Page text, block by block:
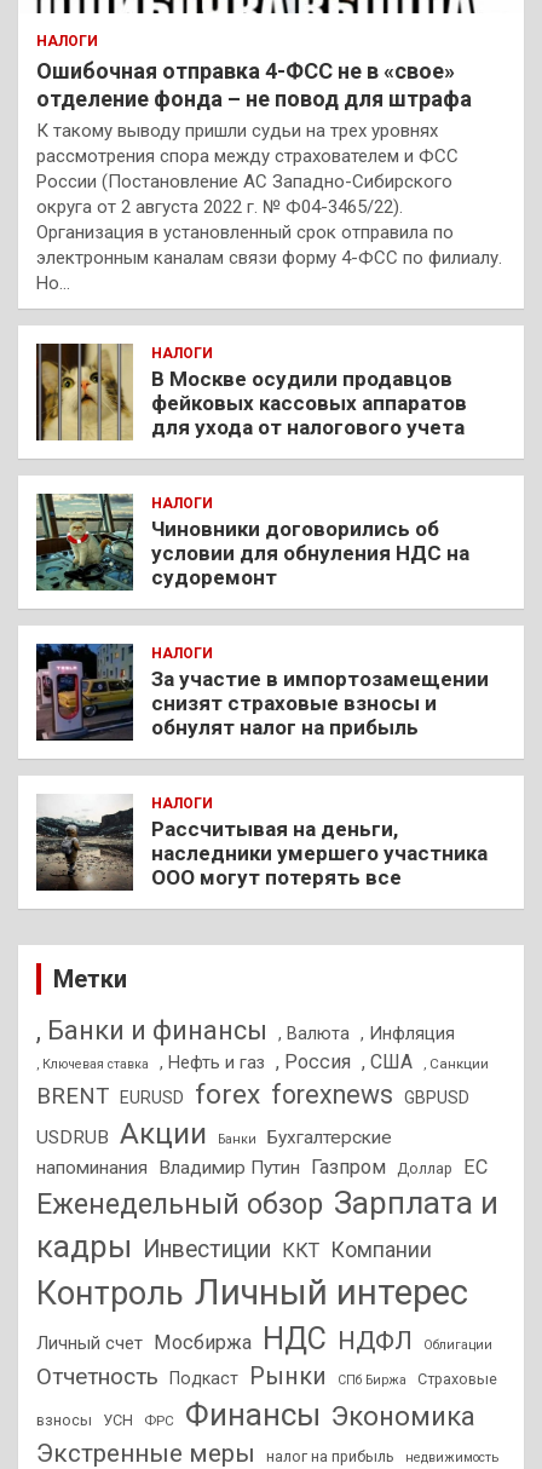
НАЛОГИ
Ошибочная отправка 4-ФСС не в «свое»
отделение фонда – не повод для штрафа
К такому выводу пришли судьи на трех уровнях
рассмотрения спора между страхователем и ФСС
России (Постановление АС Западно-Сибирского
округа от 2 августа 2022 г. № Ф04-3465/22).
Организация в установленный срок отправила по
электронным каналам связи форму 4-ФСС по филиалу.
Но…
НАЛОГИ
В Москве осудили продавцов
фейковых кассовых аппаратов
для ухода от налогового учета
НАЛОГИ
Чиновники договорились об
условии для обнуления НДС на
судоремонт
НАЛОГИ
За участие в импортозамещении
снизят страховые взносы и
обнулят налог на прибыль
НАЛОГИ
Рассчитывая на деньги,
наследники умершего участника
ООО могут потерять все
Метки
, Банки и финансы , Валюта , Инфляция
, Ключевая ставка , Нефть и газ , Россия , США , Санкции
BRENT EURUSD forex forexnews GBPUSD
USDRUB Акции Банки
Бухгалтерские
напоминания
Владимир Путин Газпром Доллар ЕС
Еженедельный обзор Зарплата и
кадры
Инвестиции ККТ Компании
Контроль Личный интерес
Личный счет Мосбиржа НДС НДФЛ Облигации
Отчетность Подкаст Рынки СПб Биржа Страховые
взносы УСН ФРС Финансы Экономика
Экстренные меры налог на прибыль недвижимость